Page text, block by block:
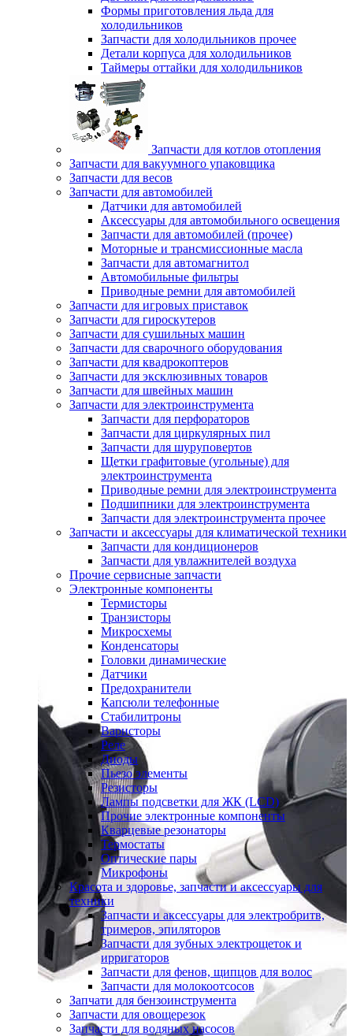
Формы приготовления льда для
холодильников
Запчасти для холодильников прочее
Детали корпуса для холодильников
Таймеры оттайки для холодильников
Запчасти для котлов отопления
Запчасти для вакуумного упаковщика
Запчасти для весов
Запчасти для автомобилей
Датчики для автомобилей
Аксессуары для автомобильного освещения
Запчасти для автомобилей (прочее)
Моторные и трансмиссионные масла
Запчасти для автомагнитол
Автомобильные фильтры
Приводные ремни для автомобилей
Запчасти для игровых приставок
Запчасти для гироскутеров
Запчасти для сушильных машин
Запчасти для сварочного оборудования
Запчасти для квадрокоптеров
Запчасти для эксклюзивных товаров
Запчасти для швейных машин
Запчасти для электроинструмента
Запчасти для перфораторов
Запчасти для циркулярных пил
Запчасти для шуруповертов
Щетки графитовые (угольные) для
электроинструмента
Приводные ремни для электроинструмента
Подшипники для электроинструмента
Запчасти для электроинструмента прочее
Запчасти и аксессуары для климатической техники
Запчасти для кондиционеров
Запчасти для увлажнителей воздуха
Прочие сервисные запчасти
Электронные компоненты
Термисторы
Транзисторы
Микросхемы
Конденсаторы
Головки динамические
Датчики
Предохранители
Капсюли телефонные
Стабилитроны
Варисторы
Реле
Диоды
Пьезо элементы
Резисторы
Лампы подсветки для ЖК (LCD)
Прочие электронные компоненты
Кварцевые резонаторы
Термостаты
Оптические пары
Микрофоны
Красота и здоровье, запчасти и аксессуары для
техники
Запчасти и аксессуары для электробритв,
тримеров, эпиляторов
Запчасти для зубных электрощеток и
ирригаторов
Запчасти для фенов, щипцов для волос
Запчасти для молокоотсосов
Запчати для бензоинструмента
Запчасти для овощерезок
Запчасти для водяных насосов